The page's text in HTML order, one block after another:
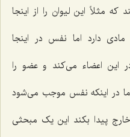
مثلاً این لیوان را از اینجا
دارد اما نفس در اینجا
این اعضاء می‌کند و عضو را
در اینکه نفس موجب می‌شود
پیدا بکند این یک مبحثی